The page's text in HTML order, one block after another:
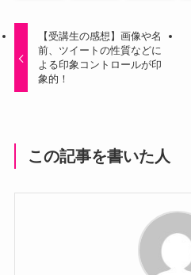
【受講生の感想】画像や名
前、ツイートの性質などに
よる印象コントロールが印
象的！
この記事を書いた人